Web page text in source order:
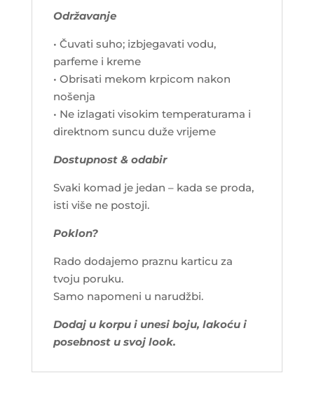
Održavanje
• Čuvati suho; izbjegavati vodu,
parfeme i kreme
• Obrisati mekom krpicom nakon
nošenja
• Ne izlagati visokim temperaturama i
direktnom suncu duže vrijeme
Dostupnost & odabir
Svaki komad je jedan – kada se proda,
isti više ne postoji.
Poklon?
Rado dodajemo praznu karticu za
tvoju poruku.
Samo napomeni u narudžbi.
Dodaj u korpu i unesi boju, lakoću i
posebnost u svoj look.